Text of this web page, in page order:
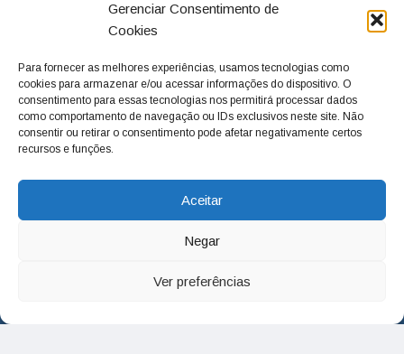
Gerenciar Consentimento de
Cookies
Para fornecer as melhores experiências, usamos tecnologias como
cookies para armazenar e/ou acessar informações do dispositivo. O
consentimento para essas tecnologias nos permitirá processar dados
como comportamento de navegação ou IDs exclusivos neste site. Não
consentir ou retirar o consentimento pode afetar negativamente certos
recursos e funções.
Aceitar
Negar
Ver preferências
cidadãos valinhenses, já que naquela época só existiam
dois jornais. Há mais de 30 anos, o jornal continua
com o foco de trazer as melhores notícias. Nunca
deixamos de lado as necessidades do cidadão, sempre
questionando os órgãos públicos em busca de melhorias
para a cidade e sempre cobrando resoluções para casos
adm@jtv.com.br
(19) 3929-6225